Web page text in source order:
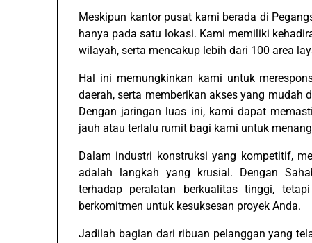
Meskipun kantor pusat kami berada di
hanya pada satu lokasi. Kami memiliki
wilayah, serta mencakup lebih dari 100 area
Hal ini memungkinkan kami untuk
daerah, serta memberikan akses yang mudah
Dengan jaringan luas ini, kami dapat
jauh atau terlalu rumit bagi kami untuk
Dalam industri konstruksi yang kompetitif,
adalah langkah yang krusial. Dengan
terhadap peralatan berkualitas tinggi,
berkomitmen untuk kesuksesan proyek Anda.
Jadilah bagian dari ribuan pelanggan yang